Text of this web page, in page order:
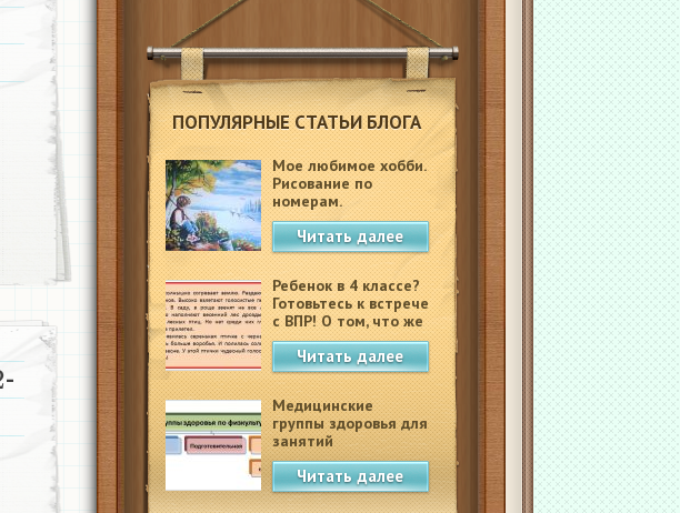
ПОПУЛЯРНЫЕ СТАТЬИ БЛОГА
Мое любимое хобби.
Рисование по
номерам.
Читать далее
Ребенок в 4 классе?
Готовьтесь к встрече
с ВПР! О том, что же
это такое.
Читать далее
Медицинские
группы здоровья для
занятий
физкультурой в
школеЧитать далее
-